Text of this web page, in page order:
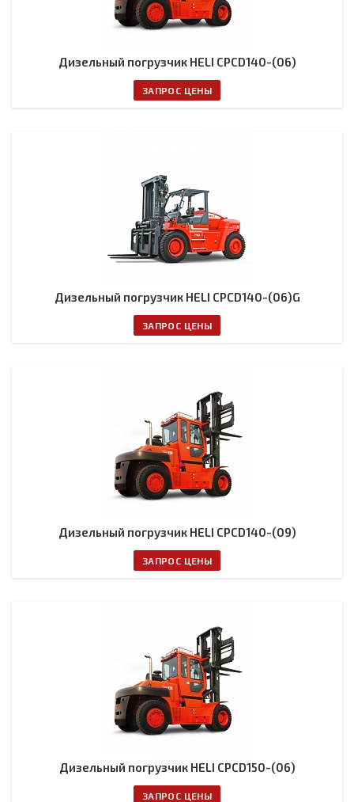
Дизельный погрузчик HELI CPCD140-(06)
ЗАПРОС ЦЕНЫ
Дизельный погрузчик HELI CPCD140-(06)G
ЗАПРОС ЦЕНЫ
Дизельный погрузчик HELI CPCD140-(09)
ЗАПРОС ЦЕНЫ
Дизельный погрузчик HELI CPCD150-(06)
ЗАПРОС ЦЕНЫ